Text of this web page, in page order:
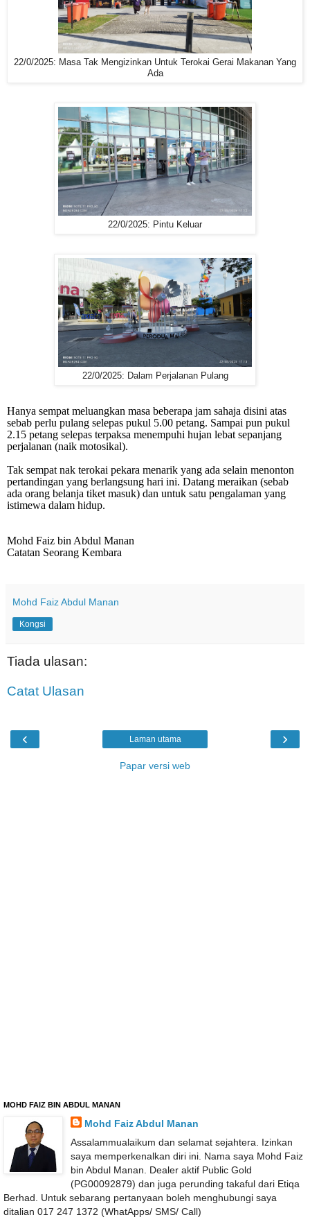
22/0/2025: Masa Tak Mengizinkan Untuk Terokai Gerai Makanan Yang
Ada
22/0/2025: Pintu Keluar
22/0/2025: Dalam Perjalanan Pulang
Hanya sempat meluangkan masa beberapa jam sahaja disini atas
sebab perlu pulang selepas pukul 5.00 petang. Sampai pun pukul
2.15 petang selepas terpaksa menempuhi hujan lebat sepanjang
perjalanan (naik motosikal).
Tak sempat nak terokai pekara menarik yang ada selain menonton
pertandingan yang berlangsung hari ini. Datang meraikan (sebab
ada orang belanja tiket masuk) dan untuk satu pengalaman yang
istimewa dalam hidup.
Mohd Faiz bin Abdul Manan
Catatan Seorang Kembara
Mohd Faiz Abdul Manan
Kongsi
Tiada ulasan:
Catat Ulasan
‹ ›
Laman utama
Papar versi web
MOHD FAIZ BIN ABDUL MANAN
Mohd Faiz Abdul Manan
Assalammualaikum dan selamat sejahtera. Izinkan
saya memperkenalkan diri ini. Nama saya Mohd Faiz
bin Abdul Manan. Dealer aktif Public Gold
(PG00092879) dan juga perunding takaful dari Etiqa
Berhad. Untuk sebarang pertanyaan boleh menghubungi saya
ditalian 017 247 1372 (WhatApps/ SMS/ Call)